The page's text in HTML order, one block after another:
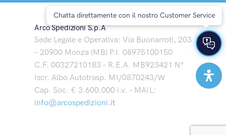
Arco Spedizioni S.p.A
Sede Legale e Operativa: Via Buonarroti, 203
– 20900 Monza (MB) P.I. 08975100150
C.F. 00327210183 – R.E.A. MB923421 N°
Iscr. Albo Autotrasp. MI/0870243/W
Cap. Soc. € 3.600.000 i.v. – MAIL:
info@arcospedizioni.it
Chatta direttamente con il nostro Customer Service